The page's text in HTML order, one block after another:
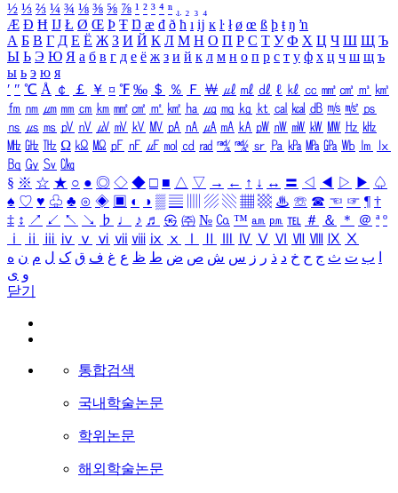
½ ⅓ ⅔ ¼ ¾ ⅛ ⅜ ⅝ ⅞ ¹ ² ³ ⁴ ⁿ ₁ ₂ ₃ ₄
Æ Ð Ħ Ĳ Ł Ø Œ Þ Ŧ Ŋ æ đ ð ħ ı ĳ ĸ ŀ ł ø œ ß þ ŧ ŋ ŉ
А Б В Г Д Е Ё Ж З И Й К Л М Н О П Р С Т У Ф Х Ц Ч Ш Щ Ъ
Ы Ь Э Ю Я а б в г д е ё ж з и й к л м н о п р с т у ф х ц ч ш щ ъ
ы ь э ю я
′ ″ ℃ Å ￠ ￡ ￥ ¤ ℉ ‰ ＄ ％ Ｆ ￦ ㎕ ㎖ ㎗ ℓ ㎘ ㏄ ㎣ ㎤ ㎥ ㎦
㎙ ㎚ ㎛ ㎜ ㎝ ㎞ ㎟ ㎠ ㎡ ㎢ ㏊ ㎍ ㎎ ㎏ ㏏ ㎈ ㎉ ㏈ ㎧ ㎨ ㎰
㎱ ㎲ ㎳ ㎴ ㎵ ㎶ ㎷ ㎸ ㎹ ㎀ ㎁ ㎂ ㎃ ㎄ ㎺ ㎻ ㎽ ㎾ ㎿ ㎐ ㎑
㎒ ㎓ ㎔ Ω ㏀ ㏁ ㎊ ㎋ ㎌ ㏖ ㏅ ㎭ ㎮ ㎯ ㏛ ㎩ ㎪ ㎫ ㎬ ㏝ ㏐
㏓
㏃ ㏉ ㏜ ㏆
§ ※ ☆ ★ ○ ● ◎ ◇ ◆ □ ■ △ ▽ → ← ↑ ↓ ↔ 〓 ◁ ◀ ▷ ▶ ♤
♠ ♡ ♥ ♧ ♣ ⊙ ◈ ▣ ◐ ◑ ▒ ▤ ▨ ▧ ▦ ▩ ♨ ☏ ☎ ☜ ☞ ¶ †
‡ ↕ ↗ ↙ ↖ ↘ ♭ ♩ ♪ ♬ ㉿ ㈜ № ㏇ ™ ㏂ ㏘ ℡ ＃ ＆ ＊ ＠ ª º
ⅰ
ⅱ ⅲ ⅳ ⅴ ⅵ ⅶ ⅷ ⅸ ⅹ Ⅳ Ⅴ Ⅵ Ⅶ Ⅷ Ⅸ Ⅹ
ب ت ث ج ح خ د ذ ر ز س ش ص ض ط ظ ع غ ف ق ک ل م ن ه
و ی
닫기
통합검색
국내학술논문
학위논문
해외학술논문